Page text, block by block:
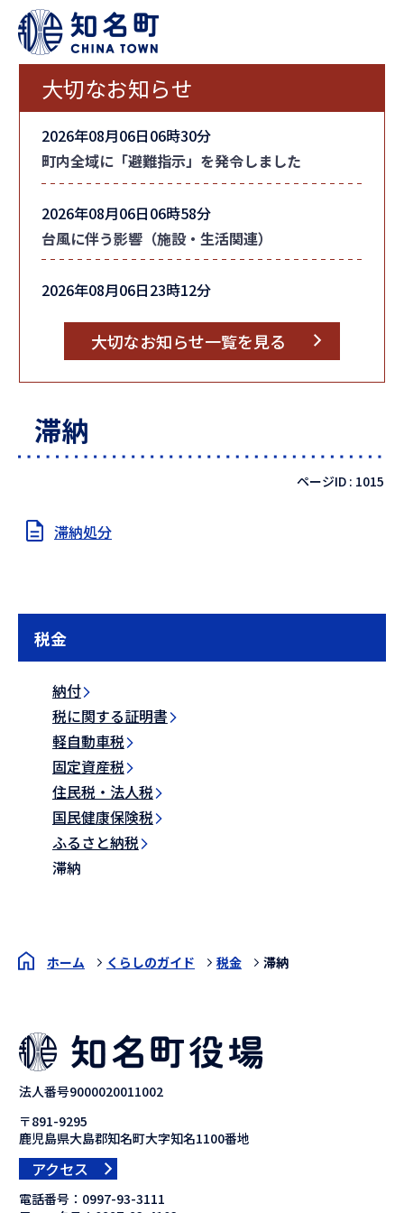
大切なお知らせ
2026年08月06日06時30分
町内全域に「避難指示」を発令しました
2026年08月06日06時58分
台風に伴う影響（施設・生活関連）
2026年08月06日23時12分
大切なお知らせ一覧を見る
滞納
ページID : 1015
滞納処分
税金
納付
税に関する証明書
軽自動車税
固定資産税
住民税・法人税
国民健康保険税
ふるさと納税
滞納
ホーム くらしのガイド 税金 滞納
法人番号9000020011002
〒891-9295
鹿児島県大島郡知名町大字知名1100番地
アクセス
電話番号： 0997-93-3111